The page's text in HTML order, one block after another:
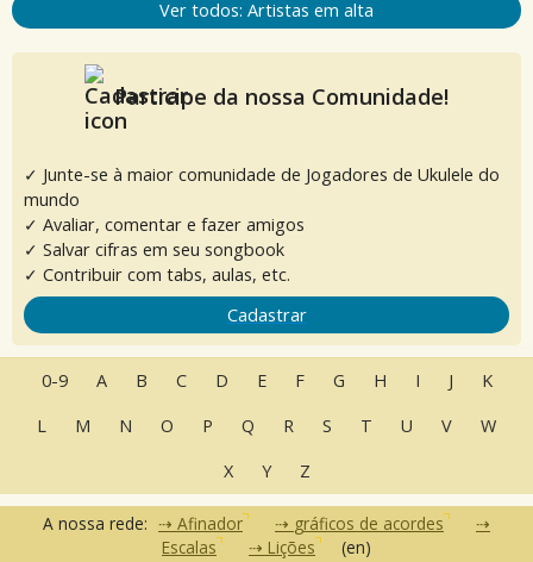
Ver todos: Artistas em alta
Participe da nossa Comunidade!
✓ Junte-se à maior comunidade de Jogadores de Ukulele do
mundo
✓ Avaliar, comentar e fazer amigos
✓ Salvar cifras em seu songbook
✓ Contribuir com tabs, aulas, etc.
Cadastrar
0-9 A B C D E F G H I J
K
L
M N O P Q R S T U V
W
X
Y Z
A nossa rede: Afinador
gráficos de acordes
Escalas
Lições (en)